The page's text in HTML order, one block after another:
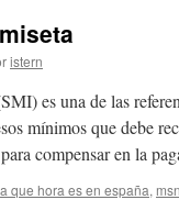
istern
es una de las
mínimos que debe
compensar en la
a que hora es en españa,